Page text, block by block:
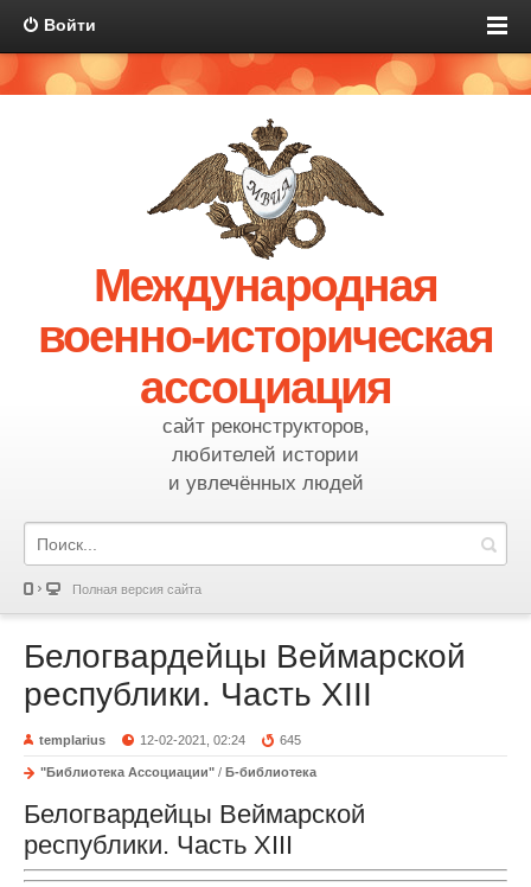
Войти
Международная
военно-историческая
ассоциация
сайт реконструкторов,
любителей истории
и увлечённых людей
Полная версия сайта
Белогвардейцы Веймарской
республики. Часть XIII
templarius 12-02-2021, 02:24 645
"Библиотека Ассоциации" / Б-библиотека
Белогвардейцы Веймарской
республики. Часть XIII